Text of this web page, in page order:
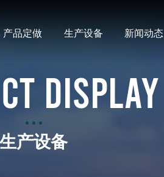
产品定做 生产设备 新闻动态
DISPLAY
生产设备